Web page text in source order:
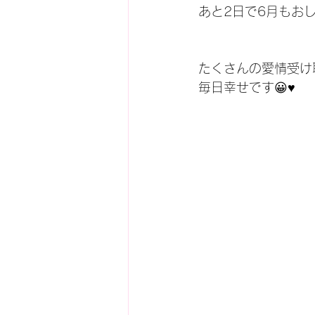
あと2日で6月もお
たくさんの愛情受
毎日幸せです😀♥️